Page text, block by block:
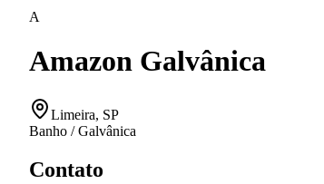
A
Amazon Galvânica
Limeira, SP
Banho / Galvânica
Contato